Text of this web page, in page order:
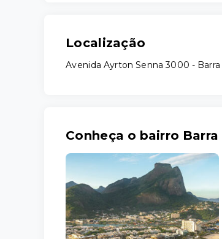
Localização
Avenida Ayrton Senna 3000 -
Conheça o bairro